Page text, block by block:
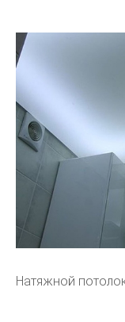
Натяжной